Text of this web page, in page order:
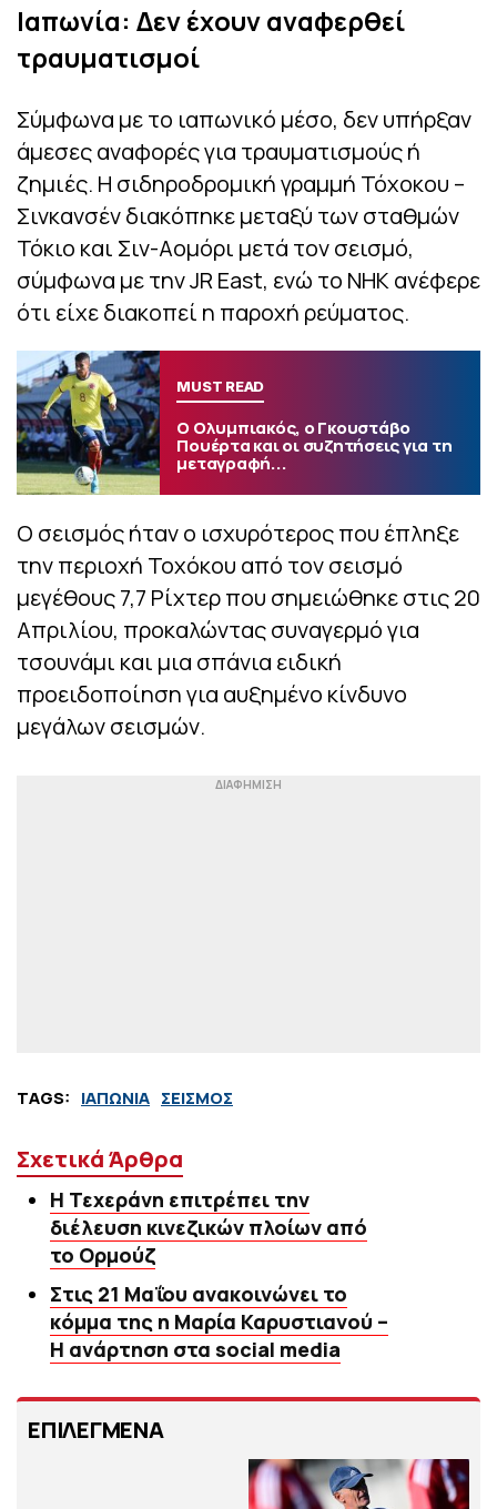
Ιαπωνία: Δεν έχουν αναφερθεί
τραυματισμοί
Σύμφωνα με το ιαπωνικό μέσο, δεν υπήρξαν
άμεσες αναφορές για τραυματισμούς ή
ζημιές. Η σιδηροδρομική γραμμή Τόχοκου –
Σινκανσέν διακόπηκε μεταξύ των σταθμών
Τόκιο και Σιν-Αομόρι μετά τον σεισμό,
σύμφωνα με την JR East, ενώ το NHK ανέφερε
ότι είχε διακοπεί η παροχή ρεύματος.
MUST READ
Ο Ολυμπιακός, ο Γκουστάβο
Πουέρτα και οι συζητήσεις για τη
μεταγραφή...
Ο σεισμός ήταν ο ισχυρότερος που έπληξε
την περιοχή Τοχόκου από τον σεισμό
μεγέθους 7,7 Ρίχτερ που σημειώθηκε στις 20
Απριλίου, προκαλώντας συναγερμό για
τσουνάμι και μια σπάνια ειδική
προειδοποίηση για αυξημένο κίνδυνο
μεγάλων σεισμών.
TAGS: ΙΑΠΩΝΙΑ ΣΕΙΣΜΟΣ
Σχετικά Άρθρα
Η Τεχεράνη επιτρέπει την
διέλευση κινεζικών πλοίων από
το Ορμούζ
Στις 21 Μαΐου ανακοινώνει το
κόμμα της η Μαρία Καρυστιανού –
Η ανάρτηση στα social media
ΕΠΙΛΕΓΜΕΝΑ